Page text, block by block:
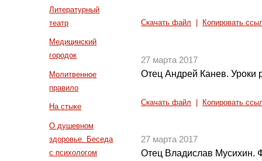
Литературный
театр
Медицинский
городок
Молитвенное
правило
На стыке
О душевном
здоровье. Беседа
с психологом
Скачать файл Копировать
27 марта 2017
Отец Андрей Канев. Уроки
Скачать файл Копировать
27 марта 2017
Отец Владислав Мусихин.